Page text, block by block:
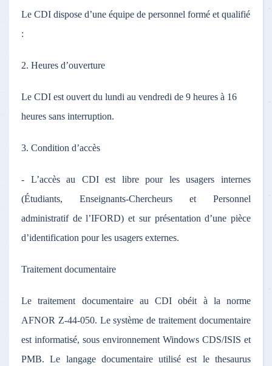
Le CDI dispose d’une équipe de personnel formé et qualifié
:
2. Heures d’ouverture
Le CDI est ouvert du lundi au vendredi de 9 heures à 16
heures sans interruption.
3. Condition d’accès
- L’accès au CDI est libre pour les usagers internes
(Étudiants, Enseignants-Chercheurs et Personnel
administratif de l’IFORD) et sur présentation d’une pièce
d’identification pour les usagers externes.
Traitement documentaire
Le traitement documentaire au CDI obéit à la norme
AFNOR Z-44-050. Le système de traitement documentaire
est informatisé, sous environnement Windows CDS/ISIS et
PMB. Le langage documentaire utilisé est le thesaurus